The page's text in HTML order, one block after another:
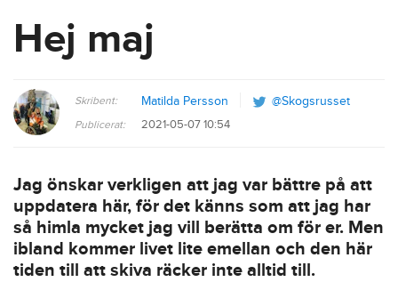
Hej maj
Skribent: Matilda Persson @Skogsrusset
Publicerat: 2021-05-07 10:54
Jag önskar verkligen att jag var bättre på att
uppdatera här, för det känns som att jag har
så himla mycket jag vill berätta om för er. Men
ibland kommer livet lite emellan och den här
tiden till att skiva räcker inte alltid till.